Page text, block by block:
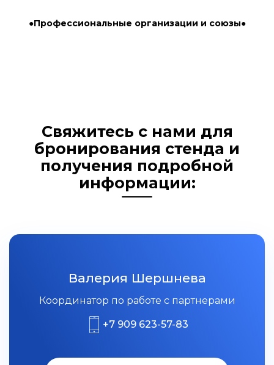
●Профессиональные организации и союзы●
Свяжитесь с нами для
бронирования стенда и
получения подробной
информации:
Валерия Шершнева
Координатор по работе с партнерами
+7 909 623-57-83